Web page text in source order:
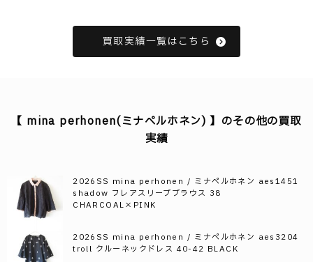
買取実績一覧はこちら
【 mina perhonen(ミナペルホネン) 】のその他の買取
実績
2026SS mina perhonen / ミナペルホネン aes1451
shadow フレアスリーブブラウス 38
CHARCOAL×PINK
2026SS mina perhonen / ミナペルホネン aes3204
troll クルーネックドレス 40-42 BLACK